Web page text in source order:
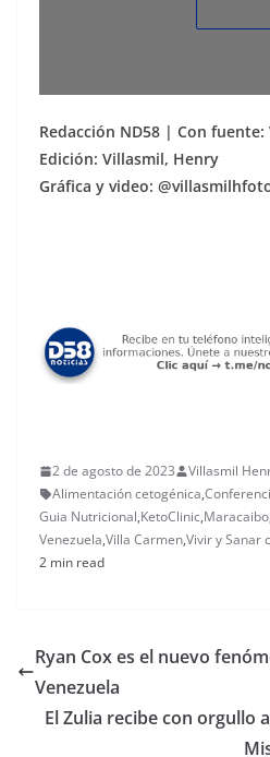
Redacción ND58 | Con
Edición: Villasmil, Henry
Gráfica y video:
2 de agosto de 2023
Villasmil
Alimentación cetogénica,
Guia Nutricional,KetoClinic,Maracaibo
Venezuela,Villa Carmen,Vivir y Sanar
2 min read
Ryan Cox es el nuevo
Venezuela
El Zulia recibe con orgullo